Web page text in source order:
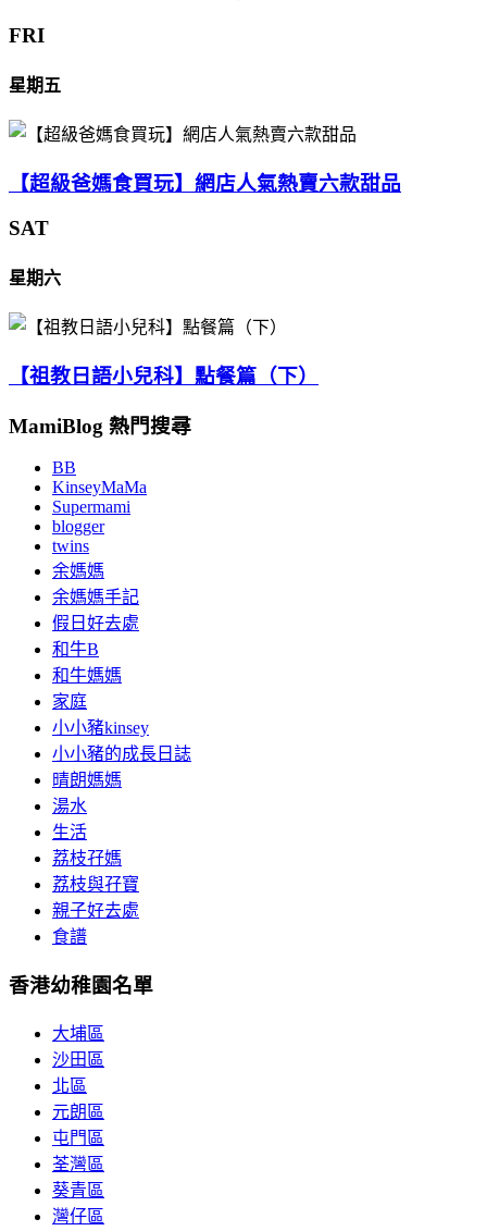
FRI
星期五
【超級爸媽食買玩】網店人氣熱賣六款甜品
SAT
星期六
【祖教日語小兒科】點餐篇（下）
MamiBlog 熱門搜尋
BB
KinseyMaMa
Supermami
blogger
twins
余媽媽
余媽媽手記
假日好去處
和牛B
和牛媽媽
家庭
小小豬kinsey
小小豬的成長日誌
晴朗媽媽
湯水
生活
荔枝孖媽
荔枝與孖寶
親子好去處
食譜
香港幼稚園名單
大埔區
沙田區
北區
元朗區
屯門區
荃灣區
葵青區
灣仔區